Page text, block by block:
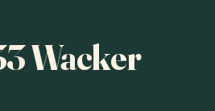
Wacker